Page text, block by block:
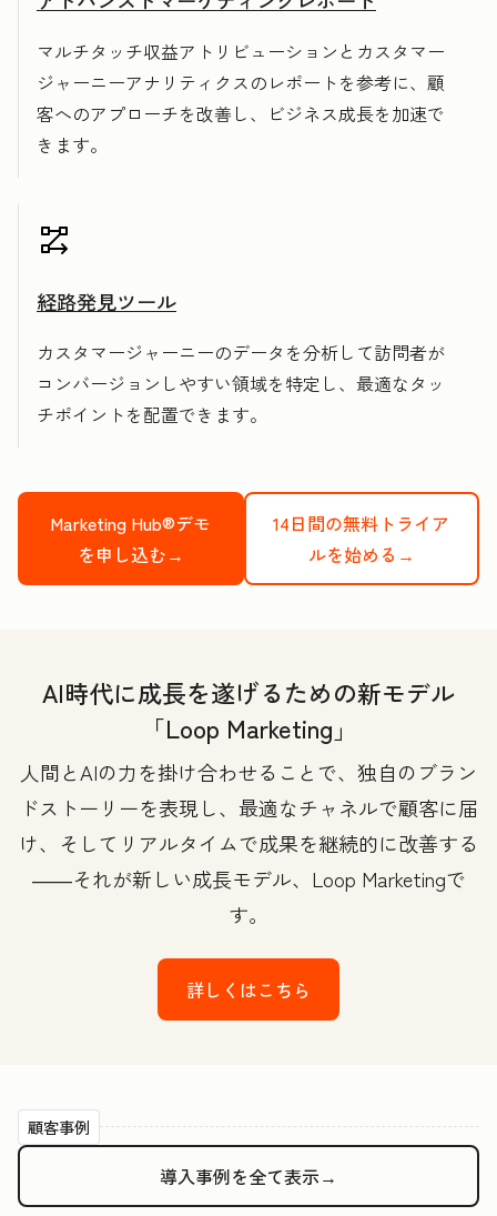
マルチタッチ収益アトリビューションとカスタマー
ジャーニーアナリティクスのレポートを参考に、顧
客へのアプローチを改善し、ビジネス成長を加速で
きます。
経路発見ツール
カスタマージャーニーのデータを分析して訪問者が
コンバージョンしやすい領域を特定し、最適なタッ
チポイントを配置できます。
Marketing Hub®デモ
を申し込む→
14日間の無料トライア
ルを始める→
AI時代に成長を遂げるための新モデル
「Loop Marketing」
人間とAIの力を掛け合わせることで、独自のブラン
ドストーリーを表現し、最適なチャネルで顧客に届
け、そしてリアルタイムで成果を継続的に改善する
――それが新しい成長モデル、Loop Marketingで
す。
詳しくはこちら
顧客事例
導入事例を全て表示→